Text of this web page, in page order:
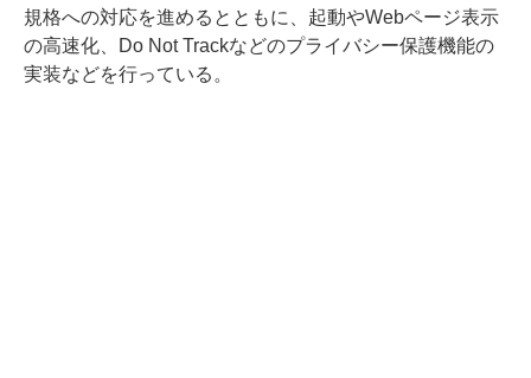
規格への対応を進めるとともに、起動やWebページ表示
の高速化、Do Not Trackなどのプライバシー保護機能の
実装などを行っている。